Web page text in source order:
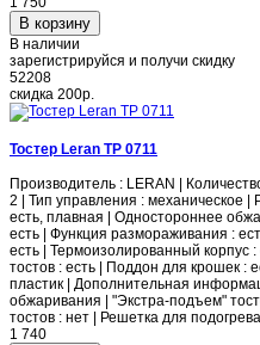
В наличии
зарегистрируйся и получи скидку
52208
скидка 200р.
Тостер Leran TP 0711
Производитель : LERAN |
2 | Тип управления : механическое |
есть, плавная | Одностороннее
есть | Функция размораживания :
есть | Термоизолированный корпус
тостов : есть | Поддон для крошек :
пластик | Дополнительная
обжаривания | "Экстра-подъем"
тостов : нет | Решетка для подогрева
1 740